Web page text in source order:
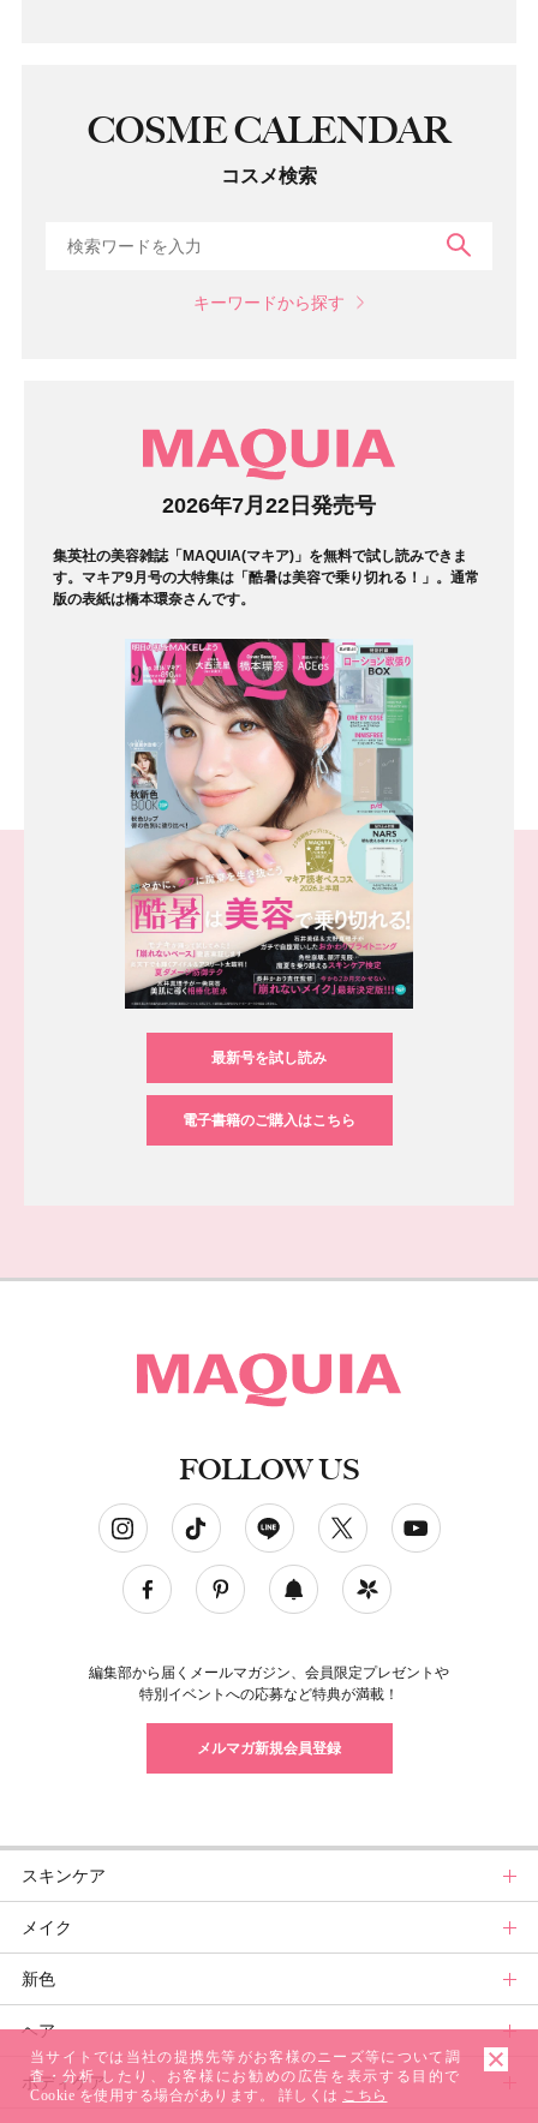
COSME CALENDAR
コスメ検索
キーワードから探す
2026年7月22日発売号
集英社の美容雑誌「MAQUIA(マキア)」を無料で試し読みできま
す。マキア9月号の大特集は「酷暑は美容で乗り切れる！」。通常
版の表紙は橋本環奈さんです。
最新号を試し読み
電子書籍のご購入はこちら
FOLLOW US
編集部から届くメールマガジン、会員限定プレゼントや
特別イベントへの応募など特典が満載！
メルマガ新規会員登録
スキンケア
スキンケアトップ
ニュース
スキンケアまとめ
スキンケア診断
メイク
メイクトップ
ニュース
メイクまとめ
新色
新色トップ
クリスマスコフレ
ヘア
ヘアトップ
ボディケア
当サイトでは当社の提携先等がお客様のニーズ等について調
査・分析 したり、お客様にお勧めの広告を表示する目的で
Cookie を使用する場合があります。 詳しくは こちら